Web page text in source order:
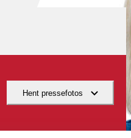
Hent pressefotos